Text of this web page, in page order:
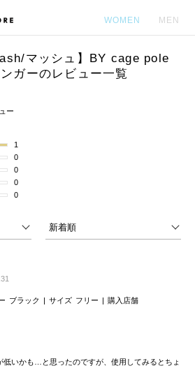
WOMEN MEN
マッシュ】BY cage pole
ガーのレビュー一覧
ー
1
0
0
0
0
ブラック サイズ フリー
購入店舗
低いかも…と思ったのですが、使用してみるとちょ